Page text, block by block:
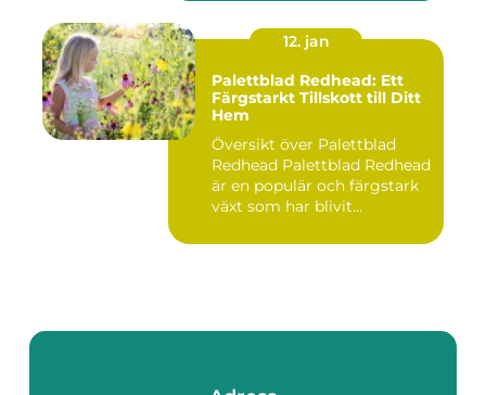
12. jan
Palettblad Redhead: Ett
Färgstarkt Tillskott till Ditt
Hem
Översikt över Palettblad
Redhead Palettblad Redhead
är en populär och färgstark
växt som har blivit...